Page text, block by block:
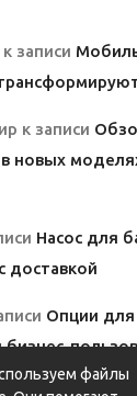
к записи
к записи
новых
Насос для
доставкой
Опции для
обзорфайлы